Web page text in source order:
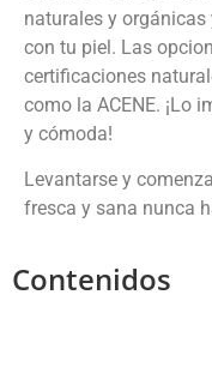
naturales y
con tu piel. Las
certificaciones
como la ACENE. ¡Lo
y cómoda!
Levantarse y
fresca y sana nunca
Contenidos